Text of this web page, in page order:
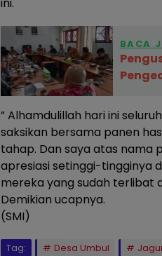
BACA
” Alhamdulillah hari ini
saksikan bersama panen
tahap. Dan saya atas nama
apresiasi setinggi-tingginya
mereka yang sudah terlibat
Demikian ucapnya.
(SMI)
Tag: Desa Umbul